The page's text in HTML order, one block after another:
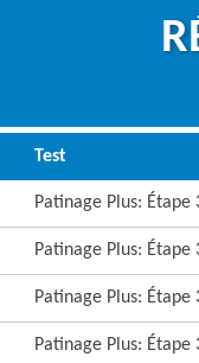
Test
Patinage Plus:
Patinage Plus:
Patinage Plus:
Patinage Plus: